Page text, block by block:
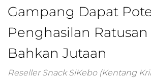
Gampang Dapat
Penghasilan
Bahkan Jutaan
Reseller Snack SiKebo (Kentang